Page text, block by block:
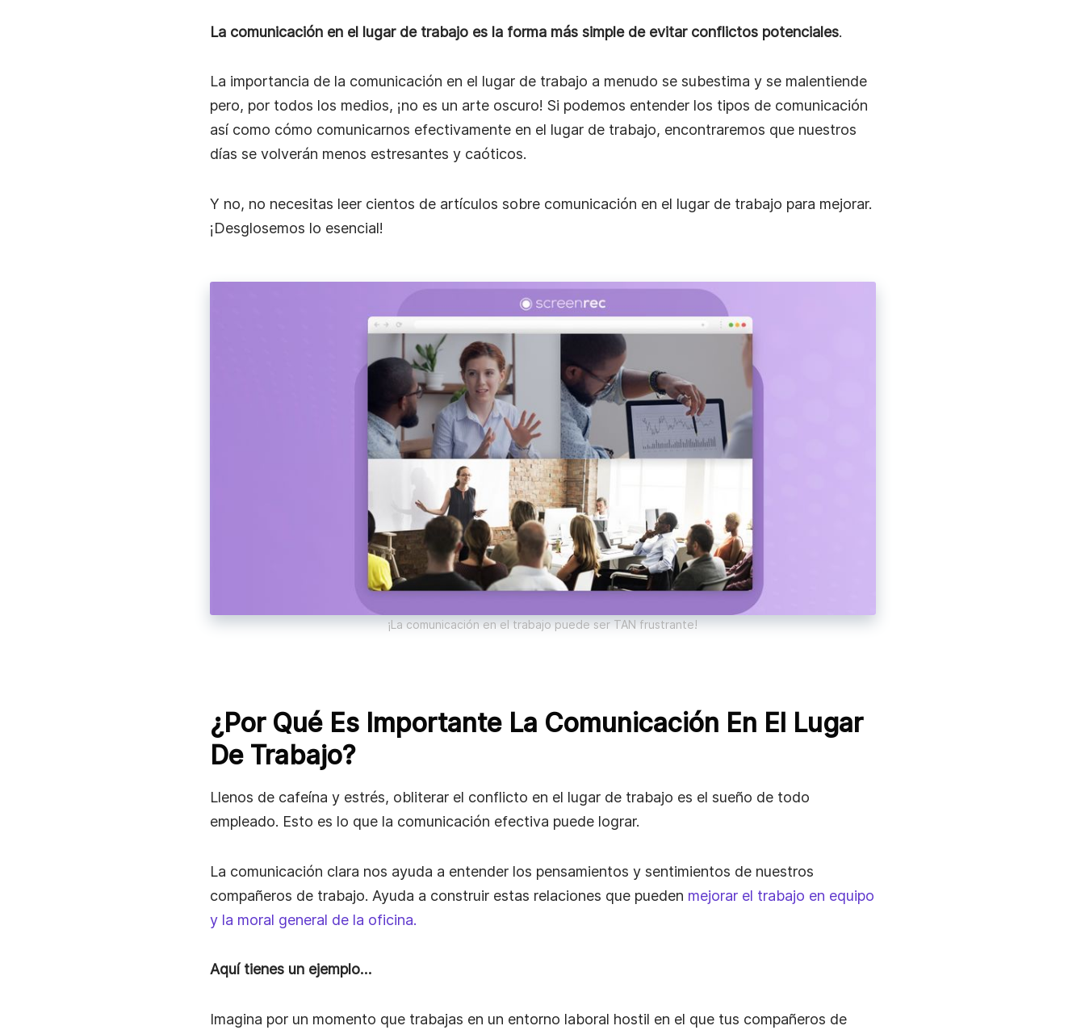
más rápido con mensajes de video instantáneos.
La comunicación en el lugar de trabajo es la forma más simple de evitar conflictos potenciales.
La importancia de la comunicación en el lugar de trabajo a menudo se subestima y se malentiende
pero, por todos los medios, ¡no es un arte oscuro! Si podemos entender los tipos de comunicación
así como cómo comunicarnos efectivamente en el lugar de trabajo, encontraremos que nuestros
días se volverán menos estresantes y caóticos.
Y no, no necesitas leer cientos de artículos sobre comunicación en el lugar de trabajo para mejorar.
¡Desglosemos lo esencial!
¡La comunicación en el trabajo puede ser TAN frustrante!
¿Por Qué Es Importante La Comunicación En El Lugar
De Trabajo?
Llenos de cafeína y estrés, obliterar el conflicto en el lugar de trabajo es el sueño de todo
empleado. Esto es lo que la comunicación efectiva puede lograr.
La comunicación clara nos ayuda a entender los pensamientos y sentimientos de nuestros
compañeros de trabajo. Ayuda a construir estas relaciones que pueden mejorar el trabajo en equipo
y la moral general de la oficina.
Aquí tienes un ejemplo…
Imagina por un momento que trabajas en un entorno laboral hostil en el que tus compañeros de